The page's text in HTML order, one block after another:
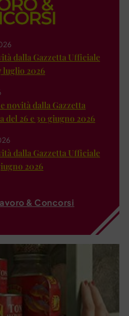
dalla Gazzetta Ufficiale
luglio 2026
novità dalla Gazzetta
del 26 e 30 giugno 2026
dalla Gazzetta Ufficiale
2026
& Concorsi